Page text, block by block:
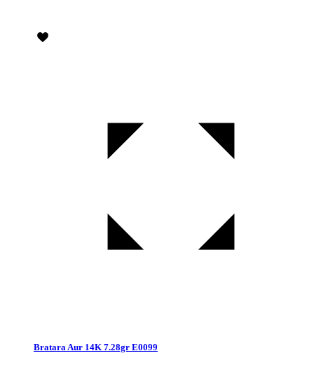
Bratara Aur 14K 7.28gr E0099